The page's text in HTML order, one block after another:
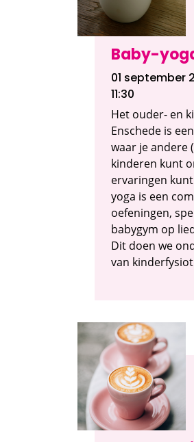
Baby-
01 september
11:30
Het ouder- en
Enschede is
waar je andere
kinderen kunt
ervaringen
yoga is een
oefeningen,
babygym op
Dit doen we
van